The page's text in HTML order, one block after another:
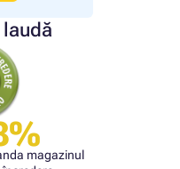
magazinul